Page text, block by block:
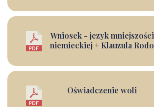
Wniosek - jezyk mniejszości
niemieckiej + Klauzula Rodo
Oświadczenie woli